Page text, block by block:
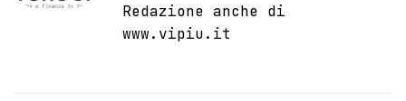
Redazione anche di
www.vipiu.it